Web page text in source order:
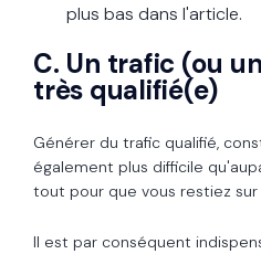
plus bas dans l'article.
C. Un trafic (ou
très qualifié(e)
Générer du trafic qualifié,
également plus difficile
tout pour que vous restiez
Il est par conséquent